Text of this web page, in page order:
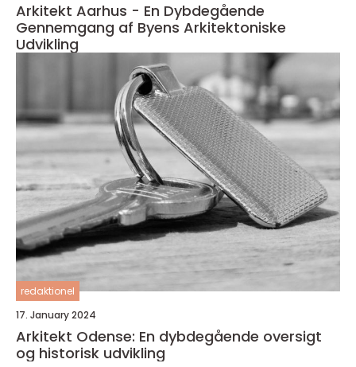
Arkitekt Aarhus - En Dybdegående
Gennemgang af Byens Arkitektoniske
Udvikling
redaktionel
17. January 2024
Arkitekt Odense: En dybdegående oversigt
og historisk udvikling